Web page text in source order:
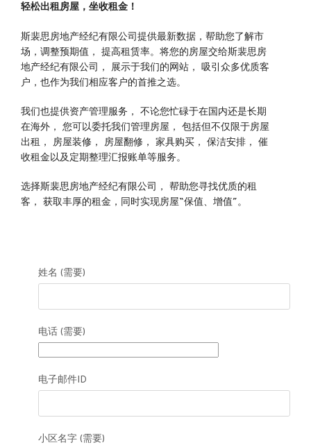
轻松出租房屋，坐收租金！
斯裴思房地产经纪有限公司提供最新数据，帮助您了解市
场，调整预期值， 提高租赁率。将您的房屋交给斯裴思房
地产经纪有限公司， 展示于我们的网站， 吸引众多优质客
户，也作为我们相应客户的首推之选。
我们也提供资产管理服务， 不论您忙碌于在国内还是长期
在海外， 您可以委托我们管理房屋， 包括但不仅限于房屋
出租， 房屋装修， 房屋翻修， 家具购买， 保洁安排， 催
收租金以及定期整理汇报账单等服务。
选择斯裴思房地产经纪有限公司， 帮助您寻找优质的租
客， 获取丰厚的租金，同时实现房屋“保值、增值”。
姓名 (需要)
电话 (需要)
电子邮件ID
小区名字 (需要)